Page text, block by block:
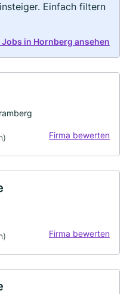
Einfach filtern
in Hornberg ansehen
Firma bewerten
Firma bewerten